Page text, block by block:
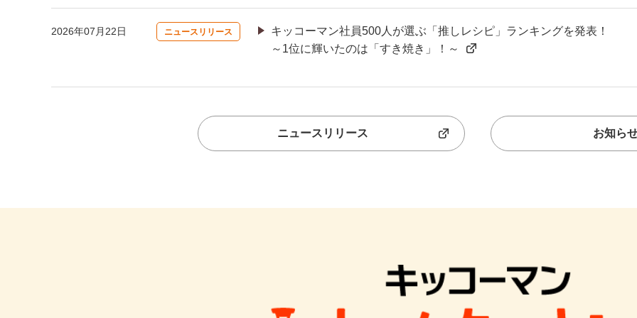
2026年07月22日 ニュースリリース
キッコーマン社員500人が選ぶ「推しレシピ」ランキングを発表！
～1位に輝いたのは「すき焼き」！～
ニュースリリース お知ら